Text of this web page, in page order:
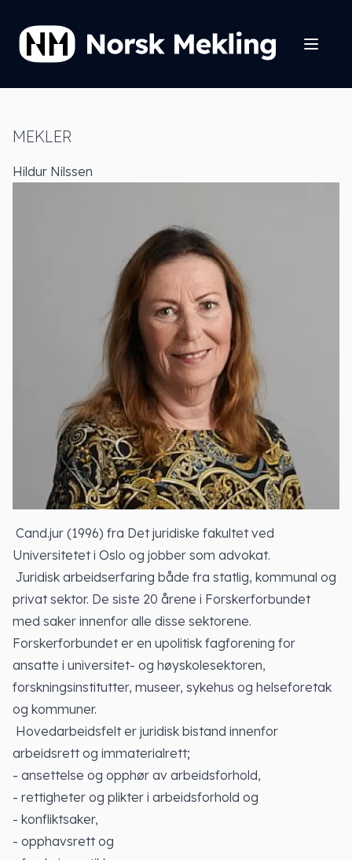
MEKLER
Hildur Nilssen
Cand.jur (1996) fra Det juridiske fakultet ved
Universitetet i Oslo og jobber som advokat.
Juridisk arbeidserfaring både fra statlig, kommunal og
privat sektor. De siste 20 årene i Forskerforbundet
med saker innenfor alle disse sektorene.
Forskerforbundet er en upolitisk fagforening for
ansatte i universitet- og høyskolesektoren,
forskningsinstitutter, museer, sykehus og helseforetak
og kommuner.
Hovedarbeidsfelt er juridisk bistand innenfor
arbeidsrett og immaterialrett;
- ansettelse og opphør av arbeidsforhold,
- rettigheter og plikter i arbeidsforhold og
- konfliktsaker,
- opphavsrett og